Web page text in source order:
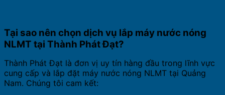
Tại sao nên chọn dịch vụ lắp máy nước nóng
NLMT tại Thành Phát Đạt?
Thành Phát Đạt là đơn vị uy tín hàng đầu trong lĩnh vực
cung cấp và lắp đặt máy nước nóng NLMT tại Quảng
Nam. Chúng tôi cam kết: